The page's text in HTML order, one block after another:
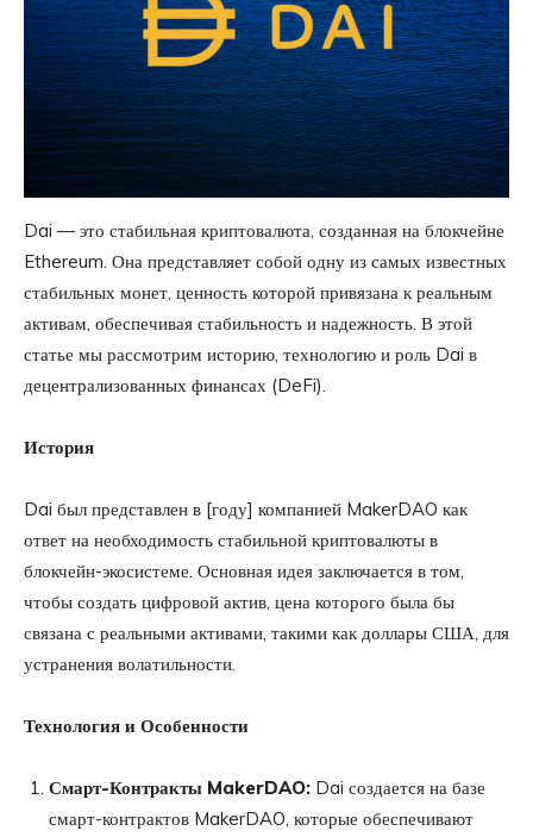
Dai — это стабильная криптовалюта, созданная на блокчейне
Ethereum. Она представляет собой одну из самых известных
стабильных монет, ценность которой привязана к реальным
активам, обеспечивая стабильность и надежность. В этой
статье мы рассмотрим историю, технологию и роль Dai в
децентрализованных финансах (DeFi).
История
Dai был представлен в [году] компанией MakerDAO как
ответ на необходимость стабильной криптовалюты в
блокчейн-экосистеме. Основная идея заключается в том,
чтобы создать цифровой актив, цена которого была бы
связана с реальными активами, такими как доллары США, для
устранения волатильности.
Технология и Особенности
Смарт-Контракты MakerDAO: Dai создается на базе
смарт-контрактов MakerDAO, которые обеспечивают